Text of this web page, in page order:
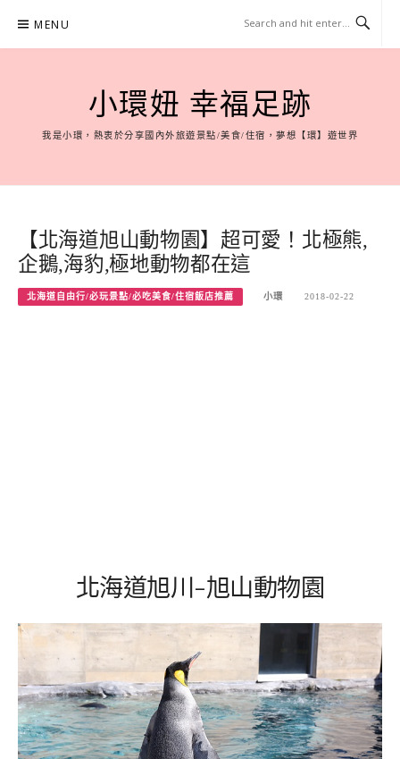
content
MENU
小環妞 幸福足跡
我是小環，熱衷於分享國內外旅遊景點/美食/住宿，夢想【環】遊世界
【北海道旭山動物園】超可愛！北極熊,
企鵝,海豹,極地動物都在這
北海道自由行/必玩景點/必吃美食/住宿飯店推薦 小環 2018-02-22
北海道旭川-旭山動物園